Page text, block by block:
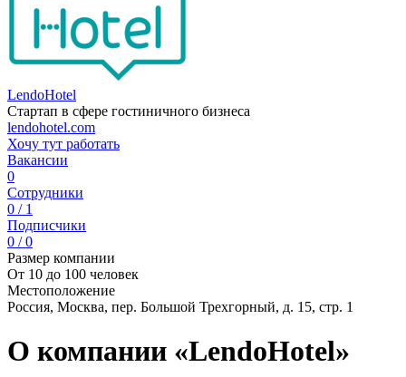
LendoHotel
Стартап в сфере гостиничного бизнеса
lendohotel.com
Хочу тут работать
Вакансии
0
Сотрудники
0 / 1
Подписчики
0 / 0
Размер компании
От 10 до 100 человек
Местоположение
Россия, Москва, пер. Большой Трехгорный, д. 15, стр. 1
О компании «LendoHotel»